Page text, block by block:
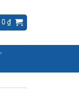
0₫